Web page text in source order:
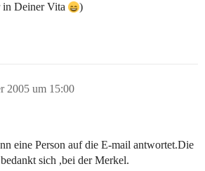
Deiner Vita )
2005 um 15:00
eine Person auf die E-mail antwortet.Die
sich ,bei der Merkel.